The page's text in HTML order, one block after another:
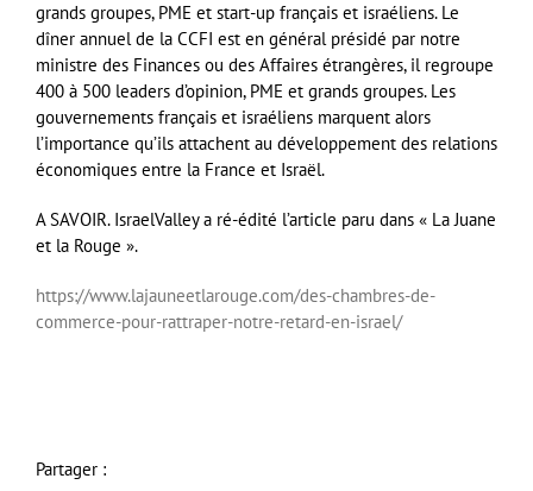
grands groupes, PME et start-up français et israéliens. Le
dîner annuel de la CCFI est en général présidé par notre
ministre des Finances ou des Affaires étrangères, il regroupe
400 à 500 leaders d’opinion, PME et grands groupes. Les
gouvernements français et israéliens marquent alors
l’importance qu’ils attachent au développement des relations
économiques entre la France et Israël.
A SAVOIR. IsraelValley a ré-édité l’article paru dans « La Juane
et la Rouge ».
https://www.lajauneetlarouge.com/des-chambres-de-
commerce-pour-rattraper-notre-retard-en-israel/
Partager :